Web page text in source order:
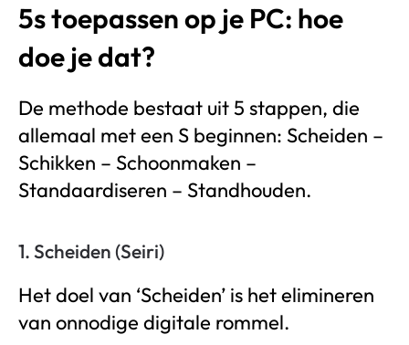
5s toepassen op je PC: hoe
doe je dat?
De methode bestaat uit 5 stappen, die
allemaal met een S beginnen: Scheiden –
Schikken – Schoonmaken –
Standaardiseren – Standhouden.
1. Scheiden (Seiri)
Het doel van ‘Scheiden’ is het elimineren
van onnodige digitale rommel.